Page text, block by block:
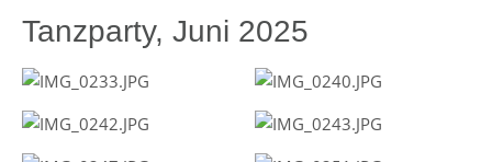
Tanzparty, Juni 2025